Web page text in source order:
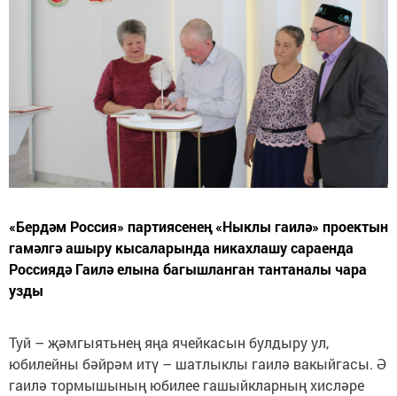
«Бердәм Россия» партиясенең «Ныклы гаилә» проектын
гамәлгә ашыру кысаларында никахлашу сараенда
Россиядә Гаилә елына багышланган тантаналы чара
узды
Туй – җәмгыятьнең яңа ячейкасын булдыру ул,
юбилейны бәйрәм итү – шатлыклы гаилә вакыйгасы. Ә
гаилә тормышының юбилее гашыйкларның хисләре